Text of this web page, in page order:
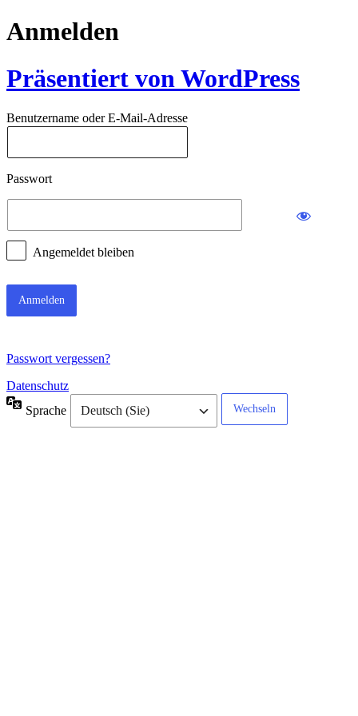
Anmelden
Präsentiert von WordPress
Benutzername oder E-Mail-Adresse
Passwort
Angemeldet bleiben
Passwort vergessen?
Datenschutz
Sprache